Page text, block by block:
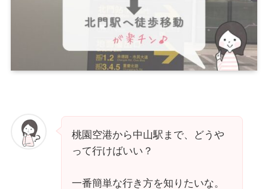
桃園空港から中山駅まで、どうや
って行けばいい？
一番簡単な行き方を知りたいな。